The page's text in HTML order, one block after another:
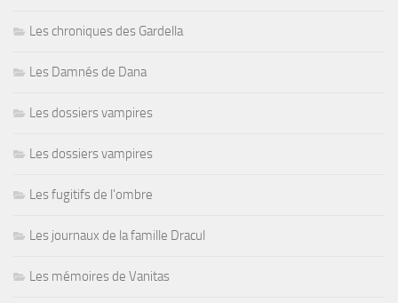
Les chroniques des Gardella
Les Damnés de Dana
Les dossiers vampires
Les dossiers vampires
Les fugitifs de l'ombre
Les journaux de la famille Dracul
Les mémoires de Vanitas